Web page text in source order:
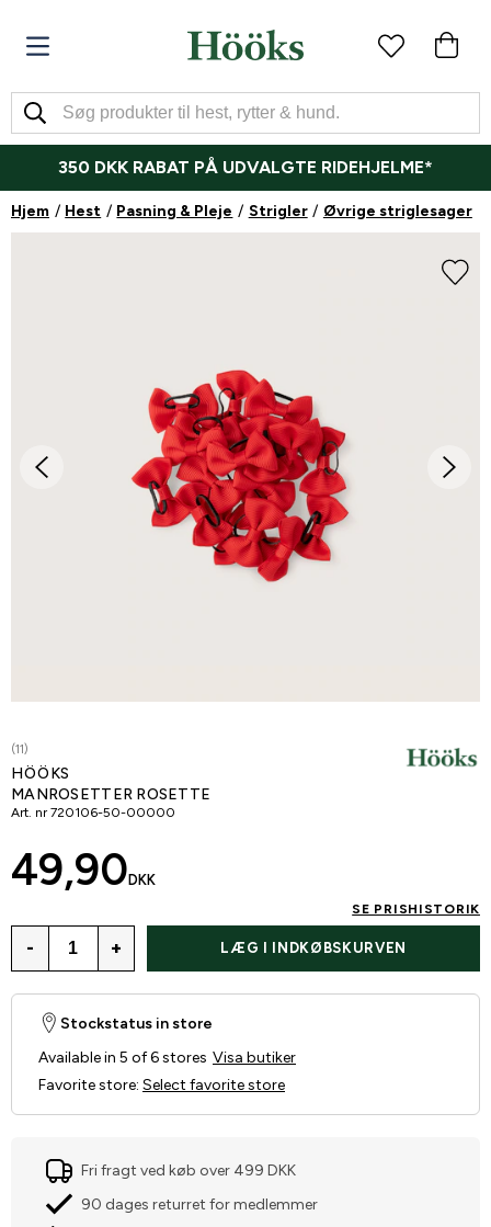
350 DKK RABAT PÅ UDVALGTE RIDEHJELME*
Hjem Hest Pasning & Pleje Strigler Øvrige striglesager
(11)
HÖÖKS
MANROSETTER ROSETTE
Art. nr 720106-50-00000
49,90 DKK
SE PRISHISTORIK
- + LÆG I INDKØBSKURVEN
Stockstatus in store
Available in 5 of 6 stores Visa butiker
Favorite store: Select favorite store
Fri fragt ved køb over 499 DKK
90 dages returret for medlemmer